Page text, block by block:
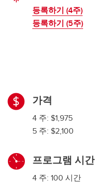
등록하기 (4주)
등록하기 (5주)
가격
4 주: $1,975
5 주: $2,100
프로그램 시간
4 주: 100 시간